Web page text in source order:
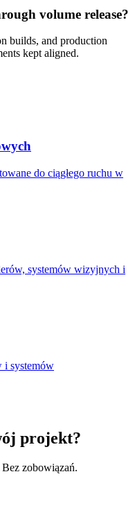
volume release?
builds, and production
kept aligned.
do ciągłego ruchu w
systemów wizyjnych i
i systemów
projekt?
zobowiązań.